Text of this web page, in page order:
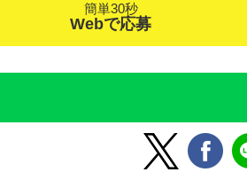
簡単30秒
Webで応募